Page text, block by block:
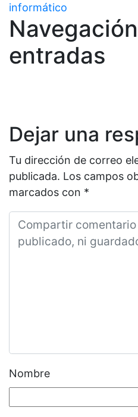
informático
entradas
Dejar una
Tu dirección de correo
publicada. Los campos
marcados con *
Nombre